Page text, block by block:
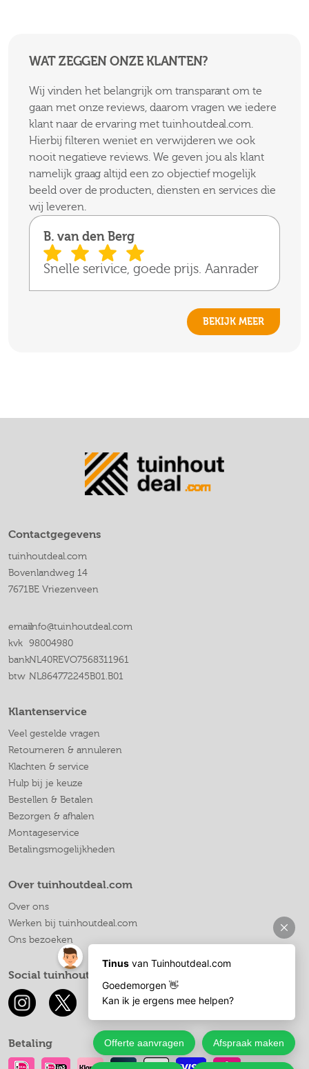
WAT ZEGGEN ONZE KLANTEN?
Wij vinden het belangrijk om transparant om te
gaan met onze reviews, daarom vragen we iedere
klant naar de ervaring met tuinhoutdeal.com.
Hierbij filteren weniet en verwijderen we ook
nooit negatieve reviews. We geven jou als klant
namelijk graag altijd een zo objectief mogelijk
beeld over de producten, diensten en services die
wij leveren.
B. van den Berg
Snelle serivice, goede prijs. Aanrader
BEKIJK MEER
Contactgegevens
tuinhoutdeal.com
Bovenlandweg 14
7671BE Vriezenveen
emailinfo@tuinhoutdeal.com
kvk 98004980
bankNL40REVO7568311961
btw NL864772245B01.B01
Klantenservice
Veel gestelde vragen
Retourneren & annuleren
Klachten & service
Hulp bij je keuze
Bestellen & Betalen
Bezorgen & afhalen
Montageservice
Betalingsmogelijkheden
Over tuinhoutdeal.com
Over ons
Werken bij tuinhoutdeal.com
Ons bezoeken
Social tuinhoutdeal.com
Betaling